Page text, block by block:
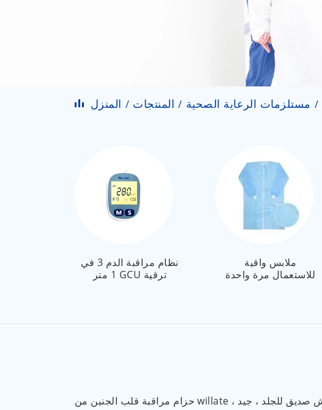
المنزل المنتجات مستلزمات الرعاية الصحية
نظام مراقبة الدم 3 في
1 متر GCU ترقية
ملابس واقية
للاستعمال مرة واحدة
حزام مراقبة قلب الجنين من willate ، قماش صديق للجلد ، جيد